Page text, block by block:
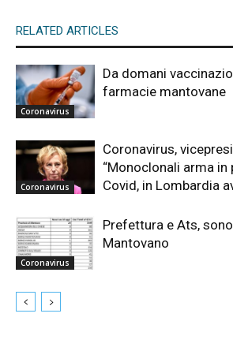
RELATED ARTICLES
Coronavirus
Da domani
farmacie mantovane
Coronavirus
Coronavirus,
“Monoclonali arma in
Covid, in Lombardia
Coronavirus
Prefettura e Ats,
Mantovano